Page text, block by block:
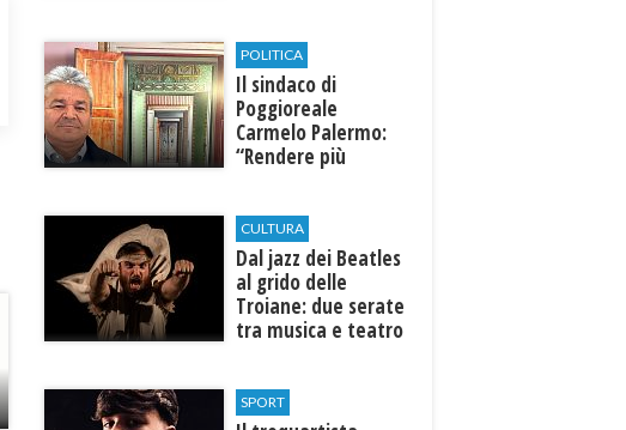
POLITICA
Il sindaco di
Poggioreale
Carmelo Palermo:
“Rendere più
Castelvetrano."
CULTURA
Dal jazz dei Beatles
al grido delle
Troiane: due serate
tra musica e teatro
SPORT